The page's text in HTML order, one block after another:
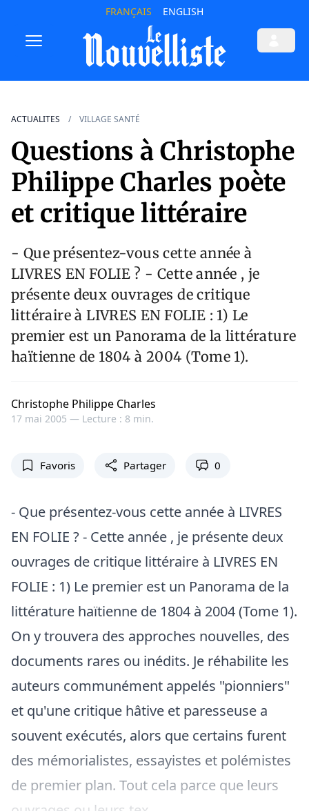
FRANÇAIS ENGLISH
ACTUALITES VILLAGE SANTÉ
Questions à Christophe
Philippe Charles poète
et critique littéraire
- Que présentez-vous cette année à
LIVRES EN FOLIE ? - Cette année , je
présente deux ouvrages de critique
littéraire à LIVRES EN FOLIE : 1) Le
premier est un Panorama de la littérature
haïtienne de 1804 à 2004 (Tome 1).
Christophe Philippe Charles
17 mai 2005 — Lecture : 8 min.
Favoris Partager 0
- Que présentez-vous cette année à LIVRES
EN FOLIE ? - Cette année , je présente deux
ouvrages de critique littéraire à LIVRES EN
FOLIE : 1) Le premier est un Panorama de la
littérature haïtienne de 1804 à 2004 (Tome 1).
On y trouvera des approches nouvelles, des
documents rares ou inédits. Je réhabilite les
auteurs communément appelés "pionniers"
et qu'une critique hâtive et paresseuse a
souvent exécutés, alors que certains furent
des mémorialistes, essayistes et polémistes
de premier plan. Tout cela parce que leurs